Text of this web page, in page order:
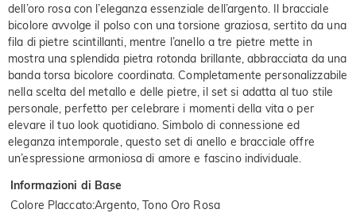
dell’oro rosa con l’eleganza essenziale dell’argento. Il bracciale
bicolore avvolge il polso con una torsione graziosa, sertito da una
fila di pietre scintillanti, mentre l’anello a tre pietre mette in
mostra una splendida pietra rotonda brillante, abbracciata da una
banda torsa bicolore coordinata. Completamente personalizzabile
nella scelta del metallo e delle pietre, il set si adatta al tuo stile
personale, perfetto per celebrare i momenti della vita o per
elevare il tuo look quotidiano. Simbolo di connessione ed
eleganza intemporale, questo set di anello e bracciale offre
un’espressione armoniosa di amore e fascino individuale.
Informazioni di Base
Colore Placcato:Argento, Tono Oro Rosa